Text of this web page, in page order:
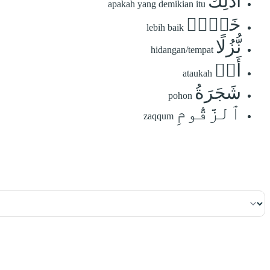
apakah yang demikian itu
خَيۡرٞ lebih baik
نُّزُلًا hidangan/tempat
أَمۡ ataukah
شَجَرَةُ pohon
ٱلزَّقُّومِ zaqqum